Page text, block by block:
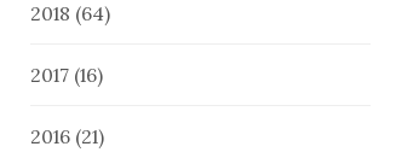
2018 (64)
2017 (16)
2016 (21)